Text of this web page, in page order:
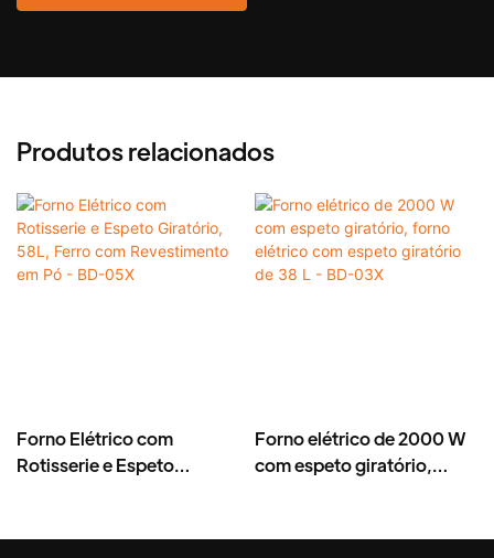
Produtos relacionados
Forno Elétrico com
Rotisserie e Espeto
05X
Forno elétrico de 2000 W
com espeto giratório,